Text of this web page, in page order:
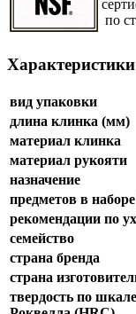
по
Характеристики
вид упаковки
длина клинка (мм)
материал клинка
материал рукояти
назначение
предметов в
рекомендации по
семейство
страна бренда
страна
твердость по шкале